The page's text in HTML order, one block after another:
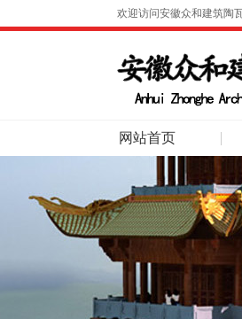
欢迎访问安徽众和建筑陶
网站首页